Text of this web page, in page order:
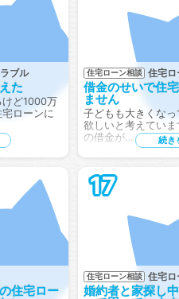
ブル
た
けど1000万
ローンに
住宅ローン相談 住宅
借金のせいで住
ません
子どもも大きくな
欲しいと考えてい
の借金が…
続き
住宅ロー
17
住宅ローン相談 住宅
婚約者と家探し